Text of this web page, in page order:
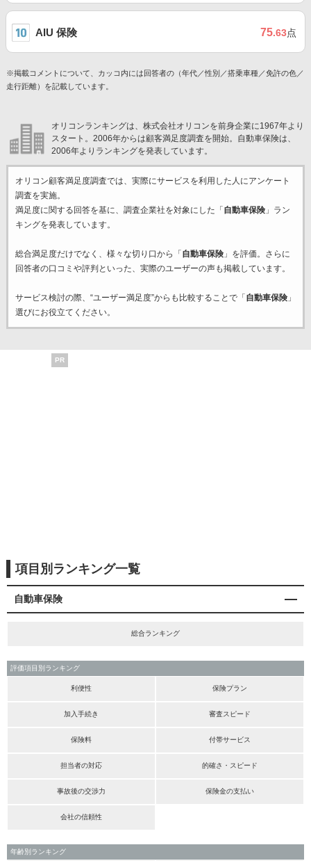
AIU 保険 75.63点
※掲載コメントについて、カッコ内には回答者の（年代／性別／搭乗車種／免許の色／
走行距離）を記載しています。
オリコンランキングは、株式会社オリコンを前身企業に1967年より
スタート。2006年からは顧客満足度調査を開始。自動車保険は、
2006年よりランキングを発表しています。
オリコン顧客満足度調査では、実際にサービスを利用した 人にアンケート
調査を実施。
満足度に関する回答を基に、調査企業社を対象にした「 自動車保険」ラン
キングを発表しています。
総合満足度だけでなく、様々な切り口から「 自動車保険」を評価。さらに
回答者の口コミや評判といった、実際のユーザーの声も掲載しています。
サービス検討の際、“ユーザー満足度”からも比較することで「 自動車保険」
選びにお役立てください。
PR
項目別ランキング一覧
自動車保険
総合ランキング
評価項目別ランキング
利便性 保険プラン
加入手続き 審査スピード
保険料 付帯サービス
担当者の対応 的確さ・スピード
事故後の交渉力 保険金の支払い
会社の信頼性
年齢別ランキング